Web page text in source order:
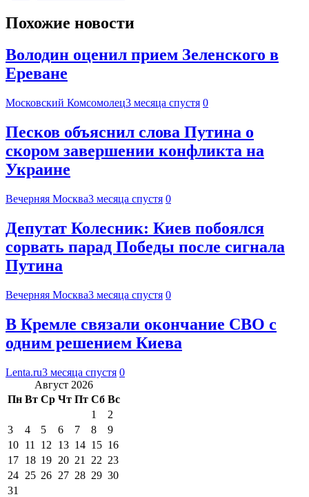
Похожие новости
Володин оценил прием Зеленского в
Ереване
Московский Комсомолец3 месяца спустя 0
Песков объяснил слова Путина о
скором завершении конфликта на
Украине
Вечерняя Москва3 месяца спустя 0
Депутат Колесник: Киев побоялся
сорвать парад Победы после сигнала
Путина
Вечерняя Москва3 месяца спустя 0
В Кремле связали окончание СВО с
одним решением Киева
Lenta.ru3 месяца спустя 0
Август 2026
Пн Вт Ср Чт Пт Сб Вс
1
2
3
4 5 6 7 8
9
10 11 12 13 14 15 16
17 18 19 20 21 22 23
24 25 26 27 28 29 30
31